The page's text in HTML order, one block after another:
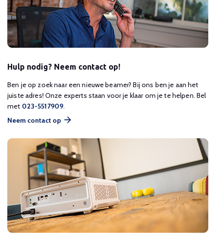
Hulp nodig? Neem contact op!
Ben je op zoek naar een nieuwe beamer? Bij ons ben je aan het
juiste adres! Onze experts staan voor je klaar om je te helpen. Bel
met 023-5517909.
Neem contact op